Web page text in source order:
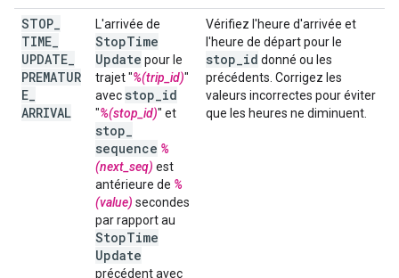
STOP
TIME
UPDATE
PREMATUR
E
ARRIVAL
L'arrivée de
StopTime
Update pour le
trajet "%(trip_id)"
avec stop id
"%(stop_id)" et
stop
sequence %
(next_seq) est
antérieure de %
(value) secondes
par rapport au
StopTime
Update
précédent avec
Vérifiez l'heure d'arrivée et
l'heure de départ pour le
stop id donné ou les
précédents. Corrigez les
valeurs incorrectes pour éviter
que les heures ne diminuent.